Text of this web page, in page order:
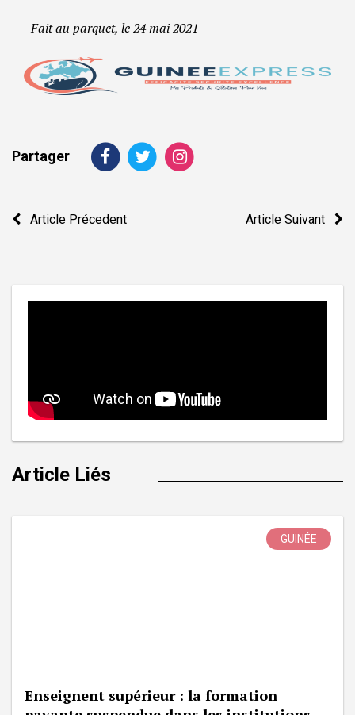
Fait au parquet, le 24 mai 2021
Partager
Navigation
Article Précedent Article Suivant
Article Liés
GUINÉE
Enseignent supérieur : la formation